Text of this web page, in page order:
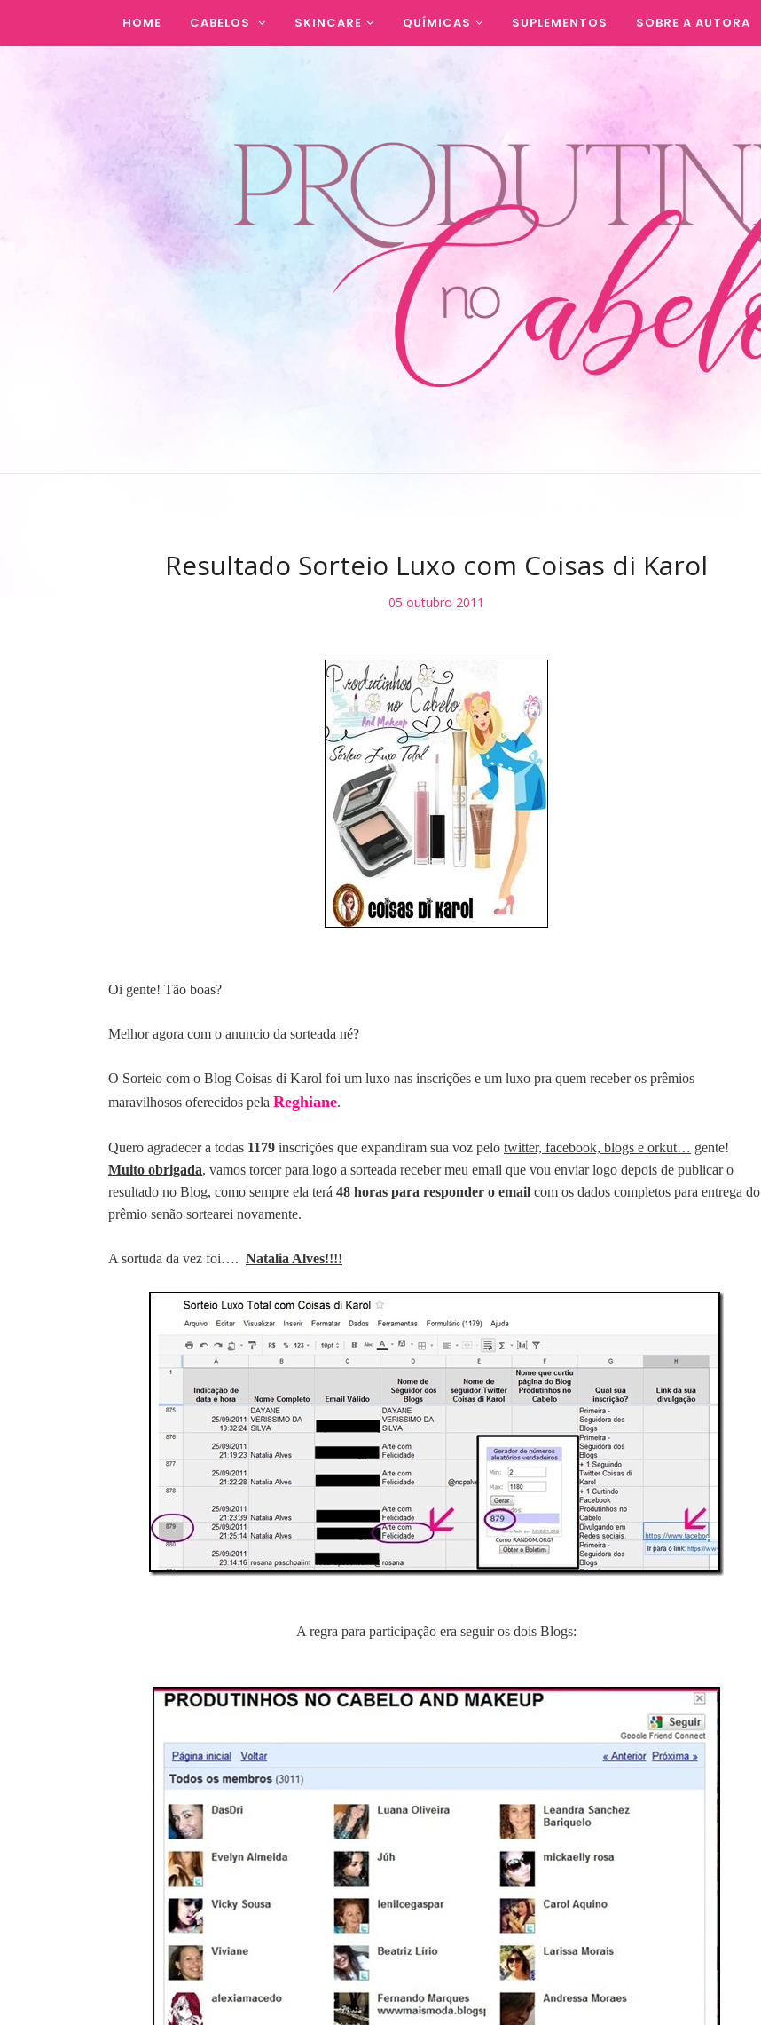
HOME CABELOS SKINCARE QUÍMICAS SUPLEMENTOS SOBRE A AUTORA
Resultado Sorteio Luxo com Coisas di Karol
05 outubro 2011
Oi gente! Tão boas?
Melhor agora com o anuncio da sorteada né?
O Sorteio com o Blog Coisas di Karol foi um luxo nas inscrições e um luxo pra quem receber os prêmios
maravilhosos oferecidos pela Reghiane.
Quero agradecer a todas 1179 inscrições que expandiram sua voz pelo twitter, facebook, blogs e orkut… gente!
Muito obrigada, vamos torcer para logo a sorteada receber meu email que vou enviar logo depois de publicar o
resultado no Blog, como sempre ela terá 48 horas para responder o email com os dados completos para entrega do
prêmio senão sortearei novamente.
A sortuda da vez foi…. Natalia Alves!!!!
A regra para participação era seguir os dois Blogs: